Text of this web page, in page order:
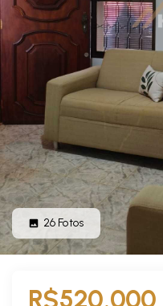
26 Fotos
R$520.000